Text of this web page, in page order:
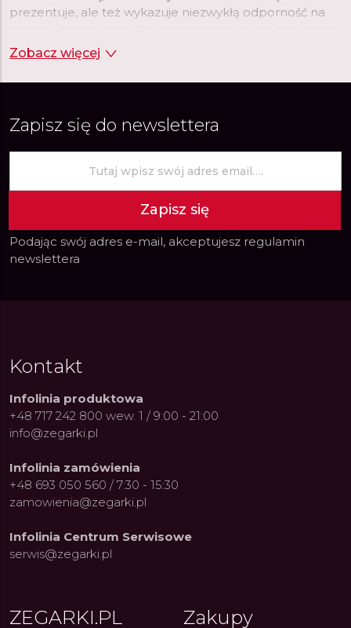
prezentuje, ale też wykazuje niezwykłą odporność na
również tarcze tworzone przez markę Citizen. Wśród
nich nie brakuje dużych, czytelnych tarcz, na których
nierzadko umieszczone są chronografy, datowniki czy
Zobacz więcej
Zapisz się do newslettera
Zapisz się
Podając swój adres e-mail, akceptujesz regulamin
newslettera
Kontakt
Infolinia produktowa
+48 717 242 800 wew. 1 / 9:00 - 21:00
info@zegarki.pl
Infolinia zamówienia
+48 693 050 560 / 7:30 - 15:30
zamowienia@zegarki.pl
Infolinia Centrum Serwisowe
serwis@zegarki.pl
ZEGARKI.PL Zakupy